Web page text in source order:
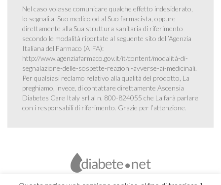
Nel caso volesse comunicare qualche effetto indesiderato,
lo segnali al Suo medico od al Suo farmacista, oppure
direttamente alla Sua struttura sanitaria di riferimento
secondo le modalità riportate al seguente sito dell’Agenzia
Italiana del Farmaco (AIFA):
http://www.agenziafarmaco.gov.it/it/content/modalità-di-
segnalazione-delle-sospette-reazioni-avverse-ai-medicinali.
Per qualsiasi reclamo relativo alla qualità del prodotto, La
preghiamo, invece, di contattare direttamente Ascensia
Diabetes Care Italy srl al n. 800-824055 che La farà parlare
con i responsabili di riferimento. Grazie per l’attenzione.